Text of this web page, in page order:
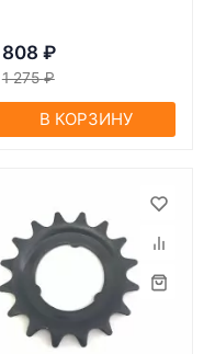
808 ₽
1 275 ₽
В КОРЗИНУ